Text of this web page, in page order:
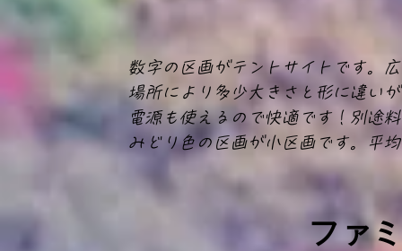
数字の区画がテントサイトです。
場所により多少大きさと形に違い
電源も使えるので快適です！別途
みどり色の区画が小区画です。平
ファ